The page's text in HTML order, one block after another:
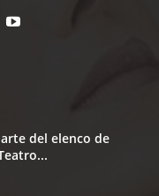
del elenco de